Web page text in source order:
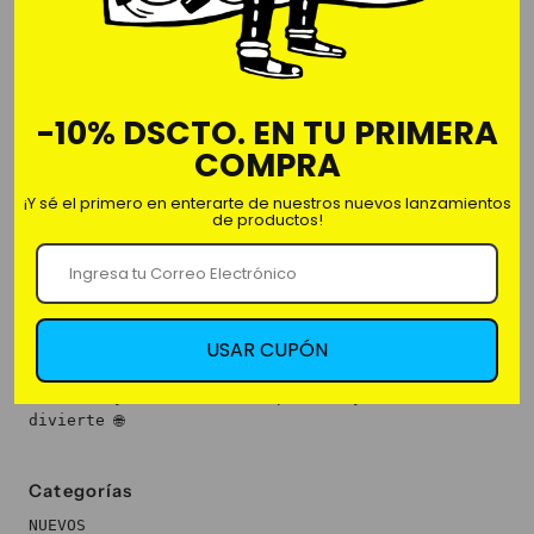
10cm x 10cm
Somos Fan&Fun, la primera franquicia de regalería
divierte 🌐
Categorías
NUEVOS
-10% DSCTO. EN TU PRIMERA
COMPRA
¡Y sé el primero en enterarte de nuestros nuevos lanzamientos
de productos!
USAR CUPÓN